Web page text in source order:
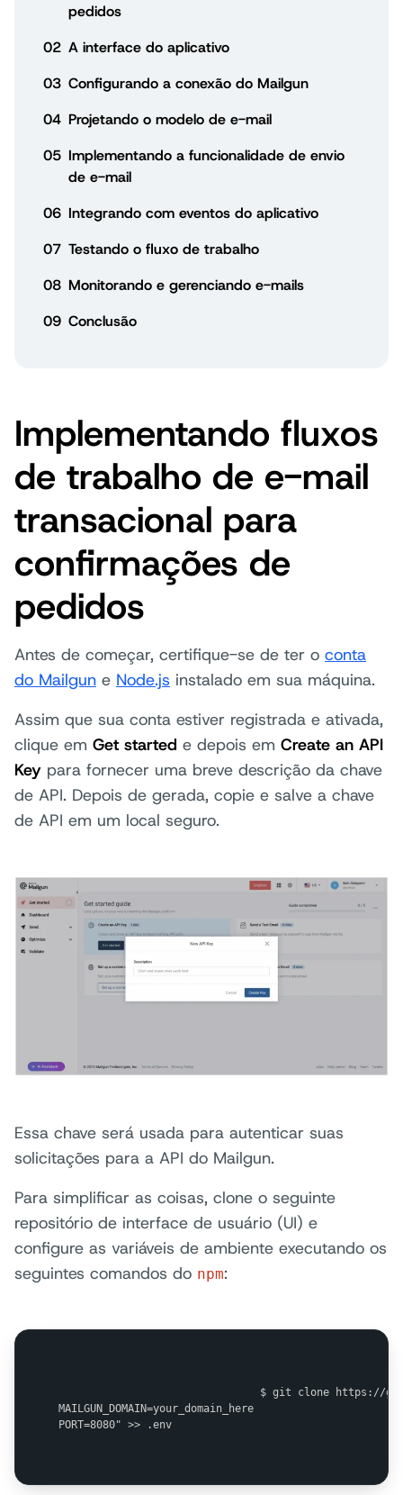
pedidos
02 A interface do aplicativo
03 Configurando a conexão do Mailgun
04 Projetando o modelo de e-mail
05 Implementando a funcionalidade de envio
de e-mail
06 Integrando com eventos do aplicativo
07 Testando o fluxo de trabalho
08 Monitorando e gerenciando e-mails
09 Conclusão
Implementando fluxos
de trabalho de e-mail
transacional para
confirmações de
pedidos
Antes de começar, certifique-se de ter o conta
do Mailgun e Node.js instalado em sua máquina.
Assim que sua conta estiver registrada e ativada,
clique em Get started e depois em Create an API
Key para fornecer uma breve descrição da chave
de API. Depois de gerada, copie e salve a chave
de API em um local seguro.
Essa chave será usada para autenticar suas
solicitações para a API do Mailgun.
Para simplificar as coisas, clone o seguinte
repositório de interface de usuário (UI) e
configure as variáveis de ambiente executando os
seguintes comandos do npm:
$ git clone https://
MAILGUN_DOMAIN=your_domain_here
PORT=8080" >> .env